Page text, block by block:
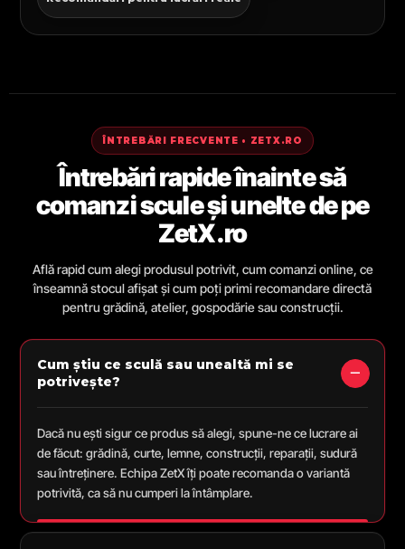
ÎNTREBĂRI FRECVENTE • ZETX.RO
Întrebări rapide înainte să
comanzi scule și unelte de pe
ZetX.ro
Află rapid cum alegi produsul potrivit, cum comanzi online, ce
înseamnă stocul afișat și cum poți primi recomandare directă
pentru grădină, atelier, gospodărie sau construcții.
Cum știu ce sculă sau unealtă mi se
potrivește?
Dacă nu ești sigur ce produs să alegi, spune-ne ce lucrare ai
de făcut: grădină, curte, lemne, construcții, reparații, sudură
sau întreținere. Echipa ZetX îți poate recomanda o variantă
potrivită, ca să nu cumperi la întâmplare.